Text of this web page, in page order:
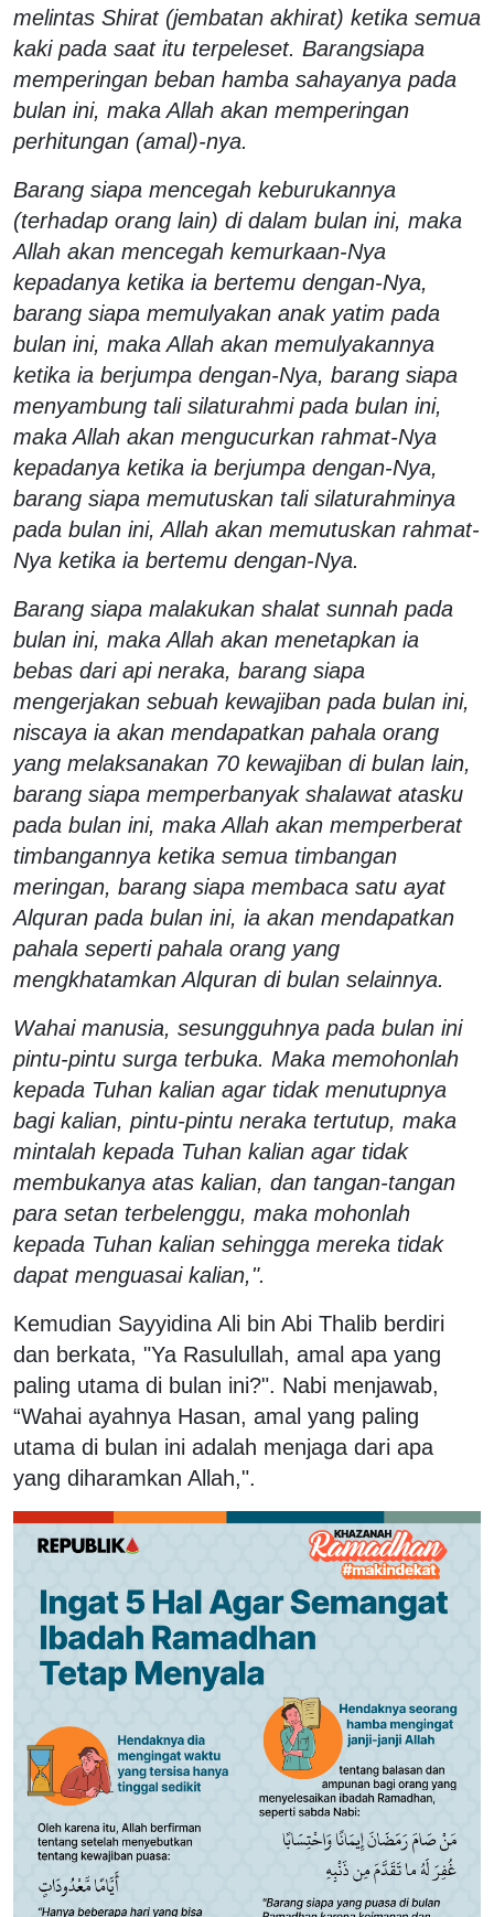
melintas Shirat (jembatan akhirat) ketika semua
kaki pada saat itu terpeleset. Barangsiapa
memperingan beban hamba sahayanya pada
bulan ini, maka Allah akan memperingan
perhitungan (amal)-nya.
Barang siapa mencegah keburukannya
(terhadap orang lain) di dalam bulan ini, maka
Allah akan mencegah kemurkaan-Nya
kepadanya ketika ia bertemu dengan-Nya,
barang siapa memulyakan anak yatim pada
bulan ini, maka Allah akan memulyakannya
ketika ia berjumpa dengan-Nya, barang siapa
menyambung tali silaturahmi pada bulan ini,
maka Allah akan mengucurkan rahmat-Nya
kepadanya ketika ia berjumpa dengan-Nya,
barang siapa memutuskan tali silaturahminya
pada bulan ini, Allah akan memutuskan rahmat-
Nya ketika ia bertemu dengan-Nya.
Barang siapa malakukan shalat sunnah pada
bulan ini, maka Allah akan menetapkan ia
bebas dari api neraka, barang siapa
mengerjakan sebuah kewajiban pada bulan ini,
niscaya ia akan mendapatkan pahala orang
yang melaksanakan 70 kewajiban di bulan lain,
barang siapa memperbanyak shalawat atasku
pada bulan ini, maka Allah akan memperberat
timbangannya ketika semua timbangan
meringan, barang siapa membaca satu ayat
Alquran pada bulan ini, ia akan mendapatkan
pahala seperti pahala orang yang
mengkhatamkan Alquran di bulan selainnya.
Wahai manusia, sesungguhnya pada bulan ini
pintu-pintu surga terbuka. Maka memohonlah
kepada Tuhan kalian agar tidak menutupnya
bagi kalian, pintu-pintu neraka tertutup, maka
mintalah kepada Tuhan kalian agar tidak
membukanya atas kalian, dan tangan-tangan
para setan terbelenggu, maka mohonlah
kepada Tuhan kalian sehingga mereka tidak
dapat menguasai kalian,".
Kemudian Sayyidina Ali bin Abi Thalib berdiri
dan berkata, "Ya Rasulullah, amal apa yang
paling utama di bulan ini?". Nabi menjawab,
“Wahai ayahnya Hasan, amal yang paling
utama di bulan ini adalah menjaga dari apa
yang diharamkan Allah,".